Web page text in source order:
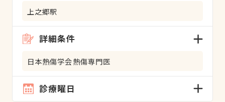
上之郷駅
詳細条件
日本熱傷学会熱傷専門医
診療曜日